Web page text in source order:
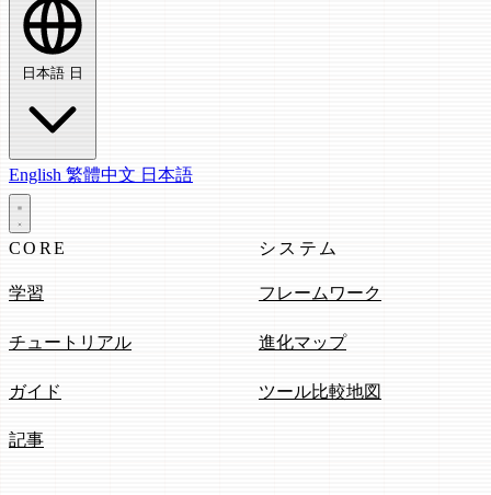
日本語 日
English 繁體中文 日本語
CORE
学習
チュートリアル
ガイド
記事
システム
フレームワーク
進化マップ
ツール比較地図